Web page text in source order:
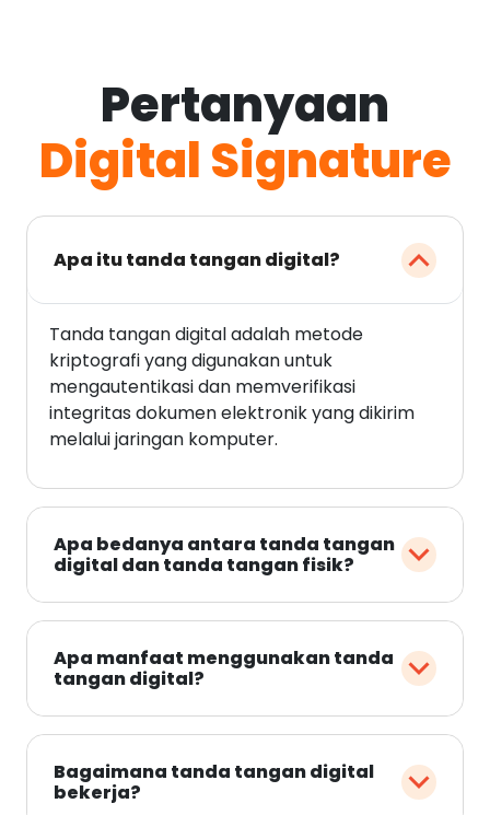
Pertanyaan
Digital Signature
Apa itu tanda tangan digital?
Tanda tangan digital adalah metode
kriptografi yang digunakan untuk
mengautentikasi dan memverifikasi
integritas dokumen elektronik yang dikirim
melalui jaringan komputer.
Apa bedanya antara tanda tangan
digital dan tanda tangan fisik?
Apa manfaat menggunakan tanda
tangan digital?
Bagaimana tanda tangan digital
bekerja?